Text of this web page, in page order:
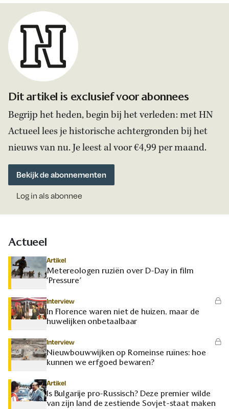
Dit artikel is exclusief voor abonnees
Begrijp het heden, begin bij het verleden: met HN
Actueel lees je historische achtergronden bij het
nieuws van nu. Je leest al voor €4,99 per maand.
Bekijk de abonnementen
Log in als abonnee
Actueel
Artikel
Metereologen ruziën over D-Day in film
‘Pressure’
Interview
In Florence waren niet de huizen, maar de
huwelijken onbetaalbaar
Interview
Nieuwbouwwijken op Romeinse ruïnes: hoe
kunnen we erfgoed bewaren?
Artikel
Is Bulgarije pro-Russisch? Deze premier wilde
van zijn land de zestiende Sovjet-staat maken